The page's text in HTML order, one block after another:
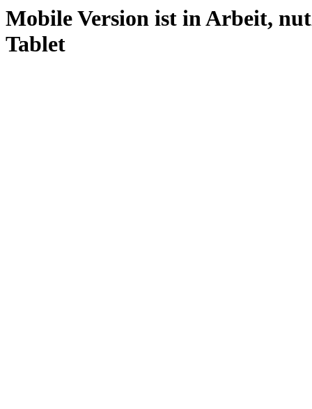
Mobile Version ist in Arbeit,
Tablet